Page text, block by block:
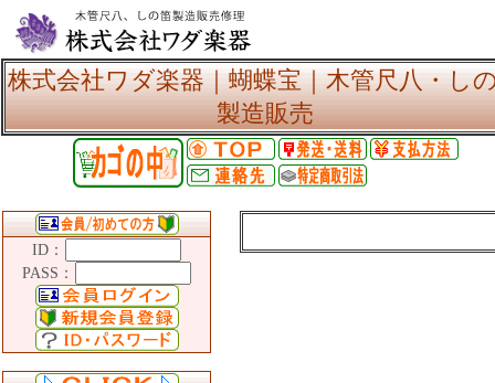
株式会社ワダ楽器｜蝴蝶宝｜木管尺八・し
製造販売
ID：
PASS：